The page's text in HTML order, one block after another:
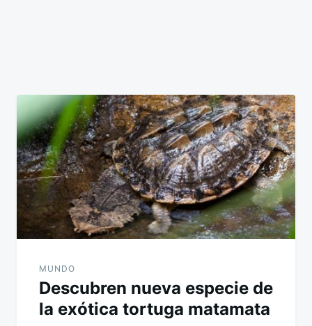
MUNDO
Descubren nueva especie de
la exótica tortuga matamata